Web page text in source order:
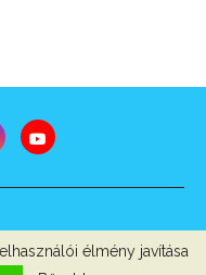
Impresszum
élmény javítása